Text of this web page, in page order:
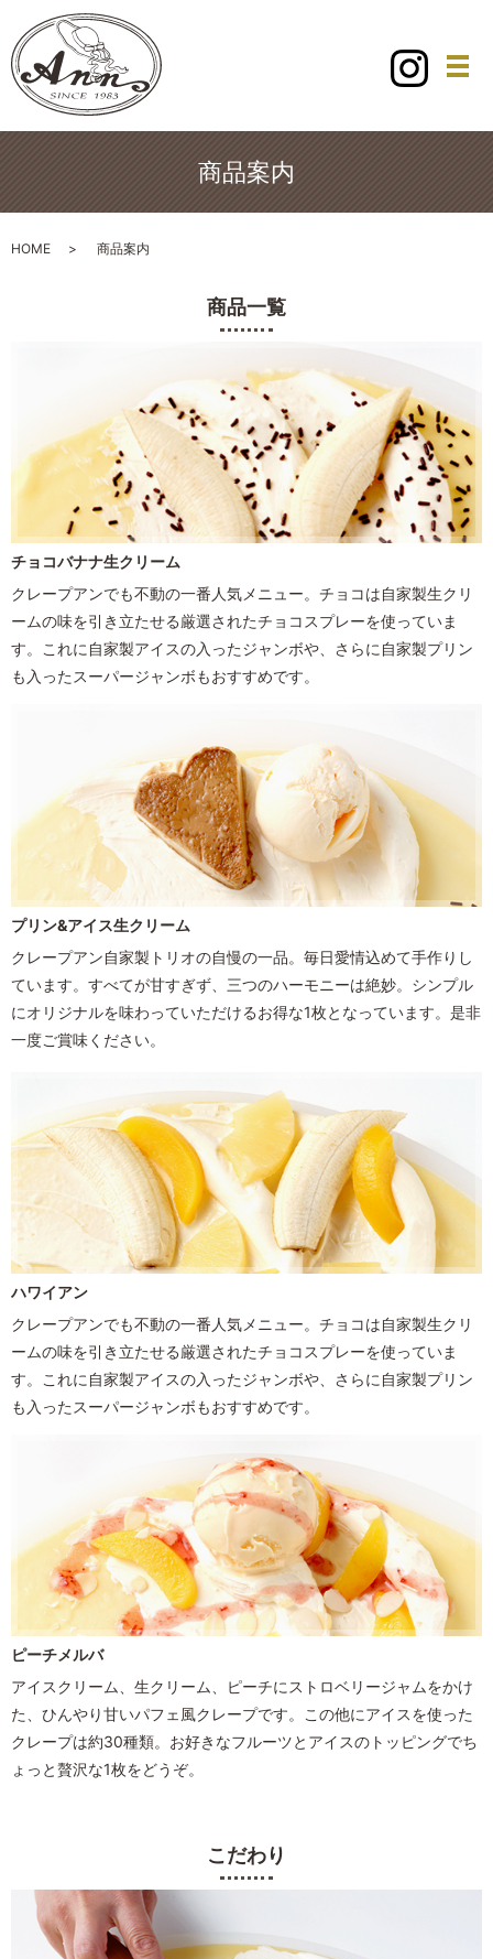
メ
商品案内
HOME 商品案内
商品一覧
チョコバナナ生クリーム
クレープアンでも不動の一番人気メニュー。チョコは自家製生クリ
ームの味を引き立たせる厳選されたチョコスプレーを使っていま
す。これに自家製アイスの入ったジャンボや、さらに自家製プリン
も入ったスーパージャンボもおすすめです。
プリン&アイス生クリーム
クレープアン自家製トリオの自慢の一品。毎日愛情込めて手作りし
ています。すべてが甘すぎず、三つのハーモニーは絶妙。シンプル
にオリジナルを味わっていただけるお得な1枚となっています。是非
一度ご賞味ください。
ハワイアン
クレープアンでも不動の一番人気メニュー。チョコは自家製生クリ
ームの味を引き立たせる厳選されたチョコスプレーを使っていま
す。これに自家製アイスの入ったジャンボや、さらに自家製プリン
も入ったスーパージャンボもおすすめです。
ピーチメルバ
アイスクリーム、生クリーム、ピーチにストロベリージャムをかけ
た、ひんやり甘いパフェ風クレープです。この他にアイスを使った
クレープは約30種類。お好きなフルーツとアイスのトッピングでち
ょっと贅沢な1枚をどうぞ。
こだわり